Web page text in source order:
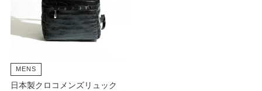
ッグ
MENS
日本製クロコメンズリュック